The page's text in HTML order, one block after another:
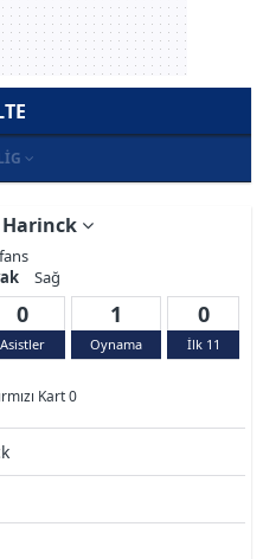
Sağ
0
Asistler
1
Oynama
0
İlk 11
Kart 0